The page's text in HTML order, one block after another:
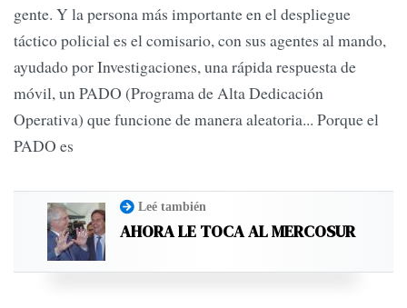
gente. Y la persona más importante en el despliegue
táctico policial es el comisario, con sus agentes al mando,
ayudado por Investigaciones, una rápida respuesta de
móvil, un PADO (Programa de Alta Dedicación
Operativa) que funcione de manera aleatoria... Porque el
PADO es
Leé también
AHORA LE TOCA AL MERCOSUR